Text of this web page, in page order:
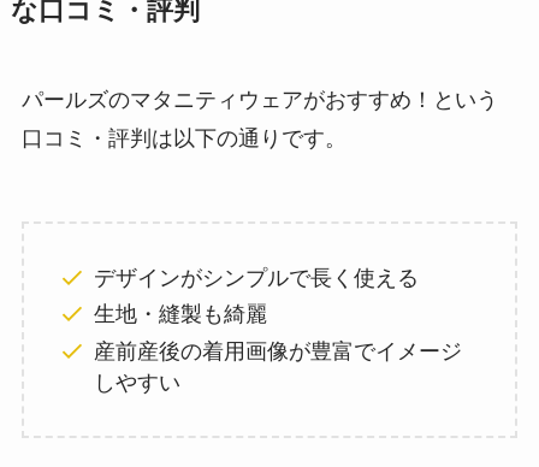
な口コミ・評判
パールズのマタニティウェアがおすすめ！という
口コミ・評判は以下の通りです。
デザインがシンプルで長く使える
生地・縫製も綺麗
産前産後の着用画像が豊富でイメージ
しやすい